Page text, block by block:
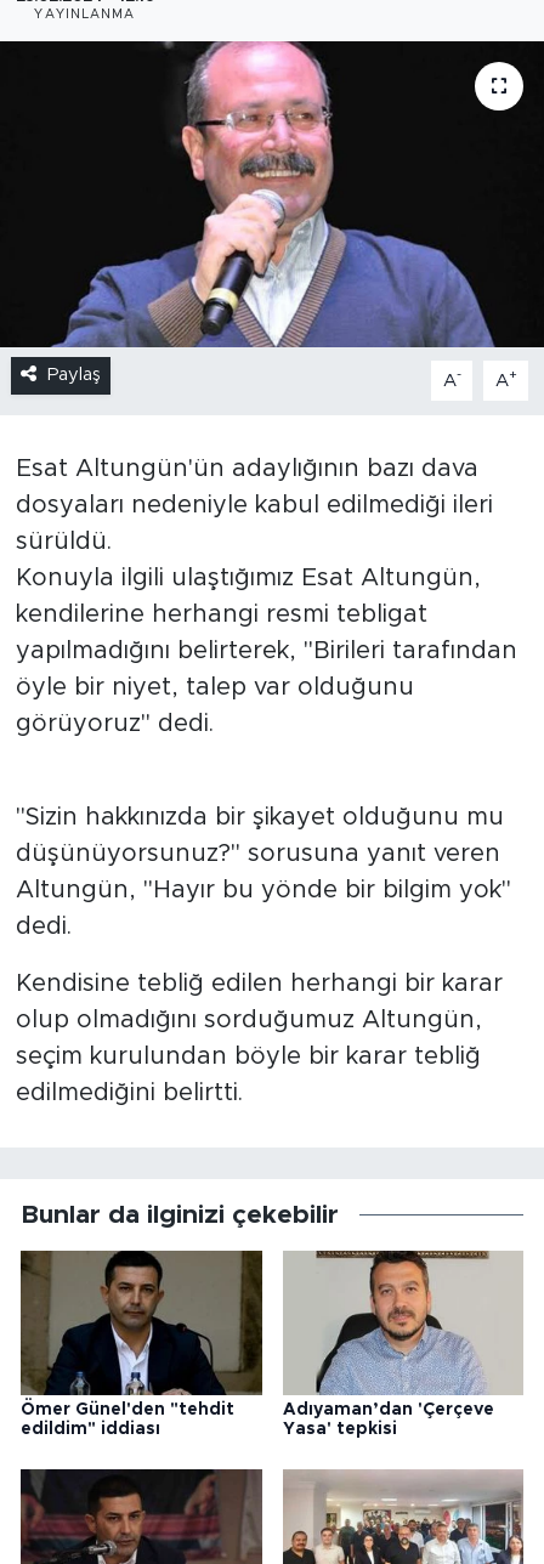
YAYINLANMA
Paylaş A- A+
Esat Altungün'ün adaylığının bazı dava
dosyaları nedeniyle kabul edilmediği ileri
sürüldü.
Konuyla ilgili ulaştığımız Esat Altungün,
kendilerine herhangi resmi tebligat
yapılmadığını belirterek, "Birileri tarafından
öyle bir niyet, talep var olduğunu
görüyoruz" dedi.
"Sizin hakkınızda bir şikayet olduğunu mu
düşünüyorsunuz?" sorusuna yanıt veren
Altungün, "Hayır bu yönde bir bilgim yok"
dedi.
Kendisine tebliğ edilen herhangi bir karar
olup olmadığını sorduğumuz Altungün,
seçim kurulundan böyle bir karar tebliğ
edilmediğini belirtti.
Bunlar da ilginizi çekebilir
Ömer Günel'den "tehdit
edildim" iddiası
Adıyaman’dan 'Çerçeve
Yasa' tepkisi